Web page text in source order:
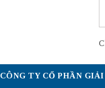
CÔNG TY CỔ PHẦN